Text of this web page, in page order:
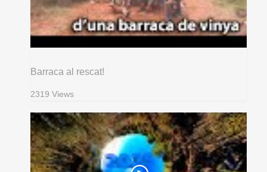
Barraca al rescat!
2319 Views